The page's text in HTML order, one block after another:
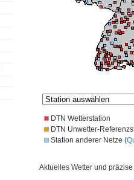
DTN Wetterstation
DTN Unwetter-
Station anderer Netze (
Aktuelles Wetter und